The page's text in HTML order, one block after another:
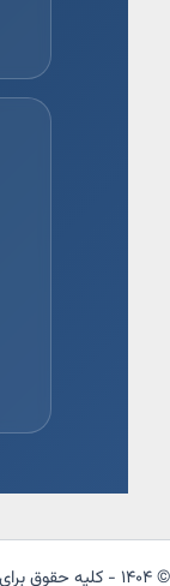
© ۱۴۰۴ - کلیه حقوق برای شرکت ثامن سرویس آریا (ثامن لب) محفوظ است